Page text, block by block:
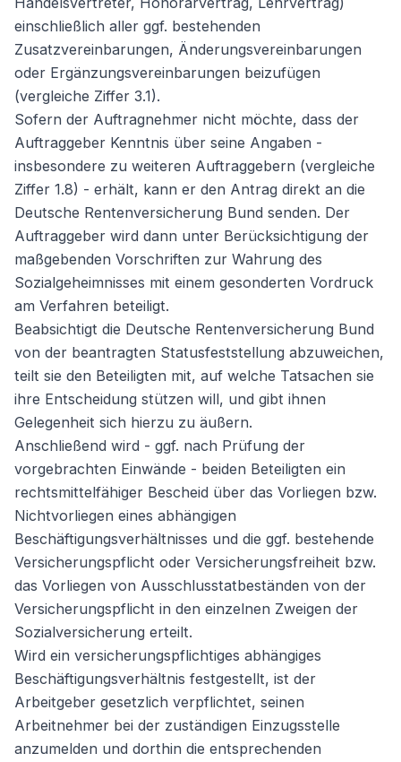
einschließlich aller ggf. bestehenden
Zusatzvereinbarungen, Änderungsvereinbarungen
oder Ergänzungsvereinbarungen beizufügen
(vergleiche Ziffer 3.1).
Sofern der Auftragnehmer nicht möchte, dass der
Auftraggeber Kenntnis über seine Angaben -
insbesondere zu weiteren Auftraggebern (vergleiche
Ziffer 1.8) - erhält, kann er den Antrag direkt an die
Deutsche Rentenversicherung Bund senden. Der
Auftraggeber wird dann unter Berücksichtigung der
maßgebenden Vorschriften zur Wahrung des
Sozialgeheimnisses mit einem gesonderten Vordruck
am Verfahren beteiligt.
Beabsichtigt die Deutsche Rentenversicherung Bund
von der beantragten Statusfeststellung abzuweichen,
teilt sie den Beteiligten mit, auf welche Tatsachen sie
ihre Entscheidung stützen will, und gibt ihnen
Gelegenheit sich hierzu zu äußern.
Anschließend wird - ggf. nach Prüfung der
vorgebrachten Einwände - beiden Beteiligten ein
rechtsmittelfähiger Bescheid über das Vorliegen bzw.
Nichtvorliegen eines abhängigen
Beschäftigungsverhältnisses und die ggf. bestehende
Versicherungspflicht oder Versicherungsfreiheit bzw.
das Vorliegen von Ausschlusstatbeständen von der
Versicherungspflicht in den einzelnen Zweigen der
Sozialversicherung erteilt.
Wird ein versicherungspflichtiges abhängiges
Beschäftigungsverhältnis festgestellt, ist der
Arbeitgeber gesetzlich verpflichtet, seinen
Arbeitnehmer bei der zuständigen Einzugsstelle
anzumelden und dorthin die entsprechenden